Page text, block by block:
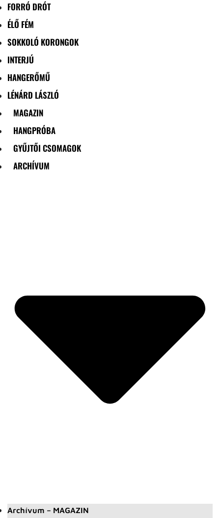
FORRÓ DRÓT
ÉLŐ FÉM
SOKKOLÓ KORONGOK
INTERJÚ
HANGERŐMŰ
LÉNÁRD LÁSZLÓ
MAGAZIN
HANGPRÓBA
GYŰJTŐI CSOMAGOK
ARCHÍVUM
Archívum – MAGAZIN